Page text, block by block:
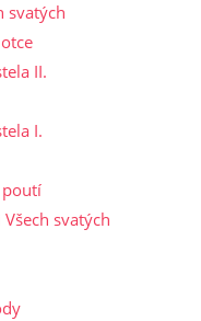
svatých
II.
I.
svatých